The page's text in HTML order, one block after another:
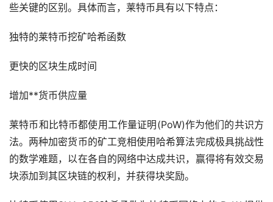
些关键的区别。具体而言，莱特币具有以下特点：
独特的莱特币挖矿哈希函数
更快的区块生成时间
增加**货币供应量
莱特币和比特币都使用工作量证明(PoW)作为他们的共识方
法。两种加密货币的矿工竞相使用哈希算法完成极具挑战性
的数学难题，以在各自的网络中达成共识，赢得将有效交易
块添加到其区块链的权利，并获得块奖励。